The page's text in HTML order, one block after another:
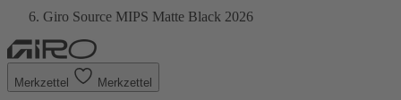
Giro Source MIPS Matte Black 2026
Merkzettel Merkzettel